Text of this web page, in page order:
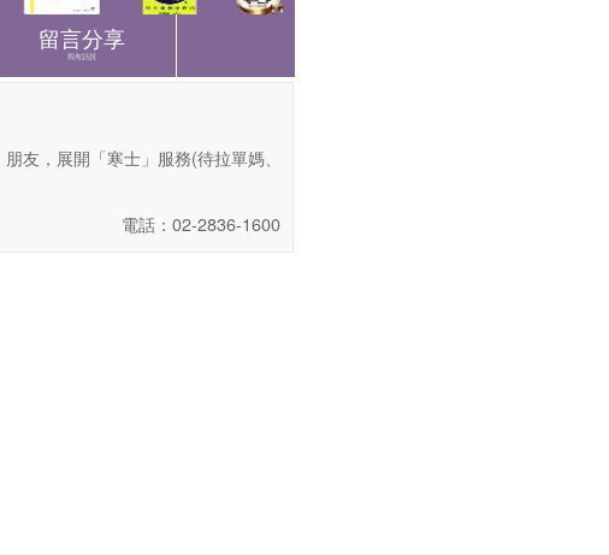
留言分享
我有話說
友，展開「寒士」服務(待拉單媽、
電話：02-2836-1600